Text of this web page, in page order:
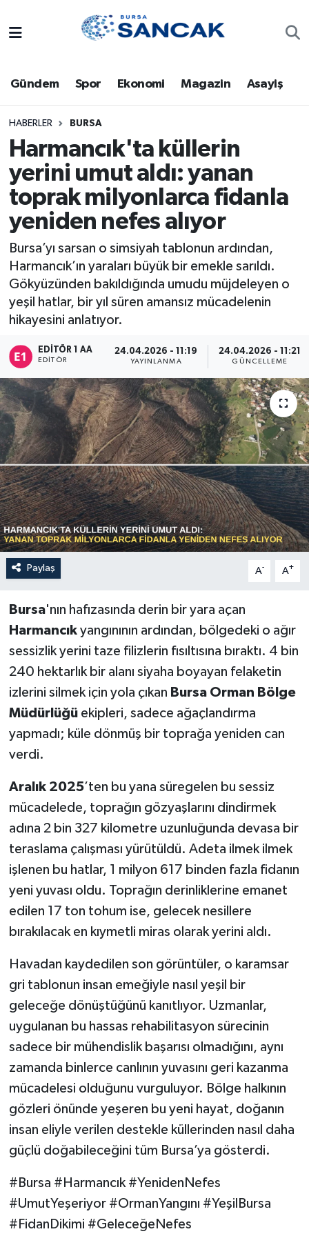
Gündem Spor Ekonomi Magazin Asayiş
HABERLER BURSA
Harmancık'ta küllerin
yerini umut aldı: yanan
toprak milyonlarca fidanla
yeniden nefes alıyor
Bursa’yı sarsan o simsiyah tablonun ardından,
Harmancık’ın yaraları büyük bir emekle sarıldı.
Gökyüzünden bakıldığında umudu müjdeleyen o
yeşil hatlar, bir yıl süren amansız mücadelenin
hikayesini anlatıyor.
EDITÖR 1 AA
EDITÖR
24.04.2026 - 11:19
YAYINLANMA
24.04.2026 - 11:21
GÜNCELLEME
Paylaş A- A+
Bursa'nın hafızasında derin bir yara açan
Harmancıkyangınının ardından, bölgedeki o ağır
sessizlik yerini taze filizlerin fısıltısına bıraktı. 4 bin
240 hektarlık bir alanı siyaha boyayan felaketin
izlerini silmek için yola çıkan Bursa Orman Bölge
Müdürlüğüekipleri, sadece ağaçlandırma
yapmadı; küle dönmüş bir toprağa yeniden can
verdi.
Aralık 2025’ten bu yana süregelen bu sessiz
mücadelede, toprağın gözyaşlarını dindirmek
adına 2 bin 327 kilometre uzunluğunda devasa bir
teraslama çalışması yürütüldü. Adeta ilmek ilmek
işlenen bu hatlar, 1 milyon 617 binden fazla fidanın
yeni yuvası oldu. Toprağın derinliklerine emanet
edilen 17 ton tohum ise, gelecek nesillere
bırakılacak en kıymetli miras olarak yerini aldı.
Havadan kaydedilen son görüntüler, o karamsar
gri tablonun insan emeğiyle nasıl yeşil bir
geleceğe dönüştüğünü kanıtlıyor. Uzmanlar,
uygulanan bu hassas rehabilitasyon sürecinin
sadece bir mühendislik başarısı olmadığını, aynı
zamanda binlerce canlının yuvasını geri kazanma
mücadelesi olduğunu vurguluyor. Bölge halkının
gözleri önünde yeşeren bu yeni hayat, doğanın
insan eliyle verilen destekle küllerinden nasıl daha
güçlü doğabileceğini tüm Bursa’ya gösterdi.
#Bursa #Harmancık #YenidenNefes
#UmutYeşeriyor #OrmanYangını #YeşilBursa
#FidanDikimi #GeleceğeNefes
Bursa
Dünya
Eğitim
Ekonomi
Genel
Gündem
Magazin
Spor
Türkiye
Trafik Durumu
Süper Lig Puan Durumu ve Fikstür
Tüm Manşetler
Son Dakika Haberleri
Haber Arşivi